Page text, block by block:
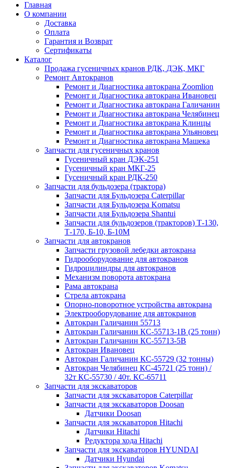
Главная
О компании
Доставка
Оплата
Гарантия и Возврат
Сертификаты
Каталог
Продажа гусеничных кранов РДК, ДЭК, МКГ
Ремонт Автокранов
Ремонт и Диагностика автокрана Zoomlion
Ремонт и Диагностика автокрана Ивановец
Ремонт и Диагностика автокрана Галичанин
Ремонт и Диагностика автокрана Челябинец
Ремонт и Диагностика автокрана Клинцы
Ремонт и Диагностика автокрана Ульяновец
Ремонт и Диагностика автокрана Машека
Запчасти для гусеничных кранов
Гусеничный кран ДЭК-251
Гусеничный кран МКГ-25
Гусеничный кран РДК-250
Запчасти для бульдозера (трактора)
Запчасти для Бульдозера Caterpillar
Запчасти для Бульдозера Komatsu
Запчасти для Бульдозера Shantui
Запчасти для бульдозеров (тракторов) Т-130,
Т-170, Б-10, Б-10М
Запчасти для автокранов
Запчасти грузовой лебедки автокрана
Гидрооборудование для автокранов
Гидроцилиндры для автокранов
Механизм поворота автокрана
Рама автокрана
Стрела автокрана
Опорно-поворотное устройства автокрана
Электрооборудование для автокранов
Автокран Галичанин 55713
Автокран Галичанин КС-55713-1В (25 тонн)
Автокран Галичанин КС-55713-5В
Автокран Ивановец
Автокран Галичанин КС-55729 (32 тонны)
Автокран Челябинец КС-45721 (25 тонн) /
32т КС-55730 / 40т. КС-65711
Запчасти для экскаваторов
Запчасти для экскаваторов Caterpillar
Запчасти для экскаваторов Doosan
Датчики Doosan
Запчасти для экскаваторов Hitachi
Датчики Hitachi
Редуктора хода Hitachi
Запчасти для экскаваторов HYUNDAI
Датчики Hyundai